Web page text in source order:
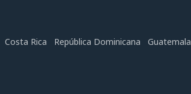
Costa Rica República Dominicana Guatemala